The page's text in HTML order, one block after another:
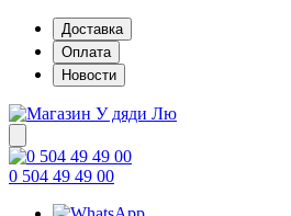
Доставка
Оплата
Новости
0 504 49 49 00